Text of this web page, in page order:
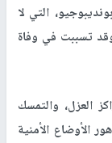
سلالة بونديبوجيو، التي لا
تسببت في وفاة
العزل، والتمسك
الأوضاع الأمنية